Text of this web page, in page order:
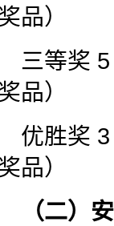
品）
三等奖
品）
优胜奖
品）
（二）